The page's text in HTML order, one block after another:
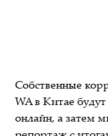
Собственные
WA в Китае
онлайн, а затем